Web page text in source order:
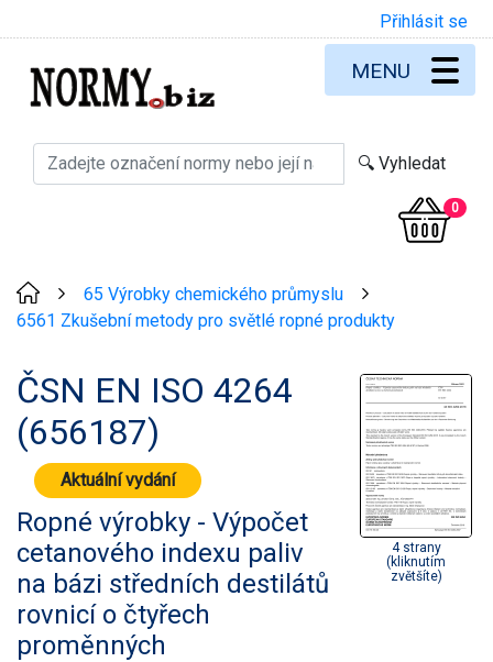
Přihlásit se
0
MENU
65 Výrobky chemického průmyslu
6561 Zkušební metody pro světlé ropné produkty
ČSN EN ISO 4264
(656187)
Aktuální vydání
Ropné výrobky - Výpočet
cetanového indexu paliv
na bázi středních destilátů
rovnicí o čtyřech
proměnných
4 strany
(kliknutím
zvětšíte)